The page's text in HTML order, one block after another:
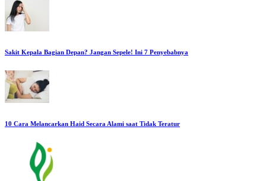
Sakit Kepala Bagian Depan? Jangan Sepele! Ini 7 Penyebabnya
10 Cara Melancarkan Haid Secara Alami saat Tidak Teratur